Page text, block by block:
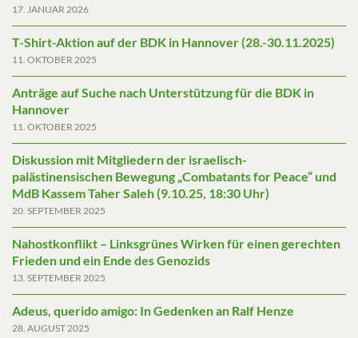
17. JANUAR 2026
T-Shirt-Aktion auf der BDK in Hannover (28.-30.11.2025)
11. OKTOBER 2025
Anträge auf Suche nach Unterstützung für die BDK in
Hannover
11. OKTOBER 2025
Diskussion mit Mitgliedern der israelisch-
palästinensischen Bewegung „Combatants for Peace“ und
MdB Kassem Taher Saleh (9.10.25, 18:30 Uhr)
20. SEPTEMBER 2025
Nahostkonflikt – Linksgrünes Wirken für einen gerechten
Frieden und ein Ende des Genozids
13. SEPTEMBER 2025
Adeus, querido amigo: In Gedenken an Ralf Henze
28. AUGUST 2025